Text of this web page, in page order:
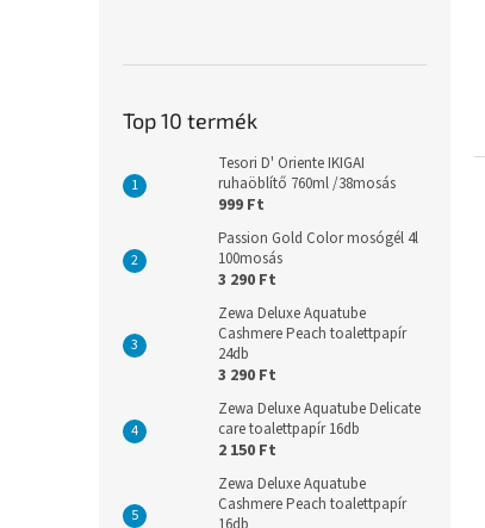
Top 10 termék
Tesori D' Oriente IKIGAI
ruhaöblítő 760ml /38mosás
999 Ft
Passion Gold Color mosógél 4l
100mosás
3 290 Ft
Zewa Deluxe Aquatube
Cashmere Peach toalettpapír
24db
3 290 Ft
Zewa Deluxe Aquatube Delicate
care toalettpapír 16db
2 150 Ft
Zewa Deluxe Aquatube
Cashmere Peach toalettpapír